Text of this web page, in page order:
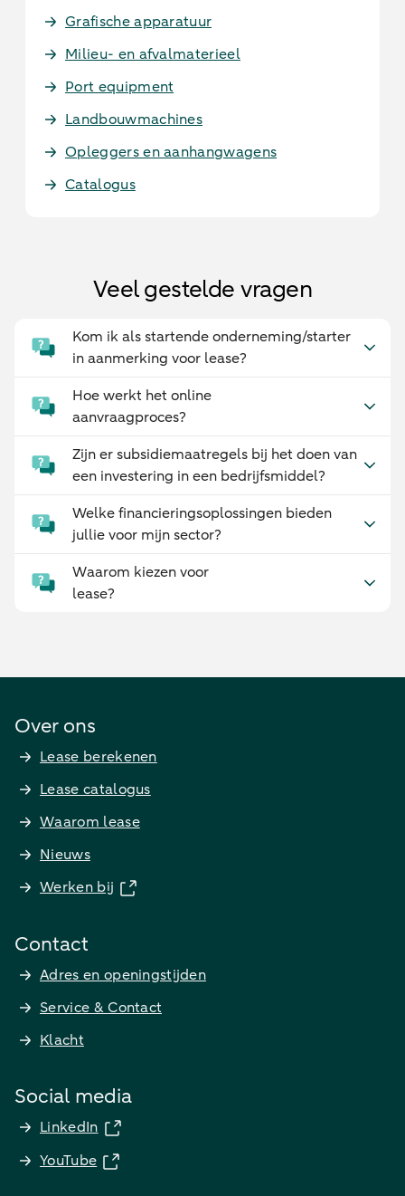
Grafische apparatuur
Milieu- en afvalmaterieel
Port equipment
Landbouwmachines
Opleggers en aanhangwagens
Catalogus
Veel gestelde vragen
Kom ik als startende onderneming/starter
in aanmerking voor lease?
Hoe werkt het online
aanvraagproces?
Zijn er subsidiemaatregels bij het doen van
een investering in een bedrijfsmiddel?
Welke financieringsoplossingen bieden
jullie voor mijn sector?
Waarom kiezen voor
lease?
Over ons
Lease berekenen
Lease catalogus
Waarom lease
Nieuws
Werken bij
Contact
Adres en openingstijden
Service & Contact
Klacht
Social media
LinkedIn
YouTube